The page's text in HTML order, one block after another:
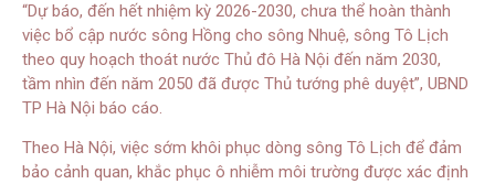
“Dự báo, đến hết nhiệm kỳ 2026-2030, chưa thể hoàn thành
việc bổ cập nước sông Hồng cho sông Nhuệ, sông Tô Lịch
theo quy hoạch thoát nước Thủ đô Hà Nội đến năm 2030,
tầm nhìn đến năm 2050 đã được Thủ tướng phê duyệt”, UBND
TP Hà Nội báo cáo.
Theo Hà Nội, việc sớm khôi phục dòng sông Tô Lịch để đảm
bảo cảnh quan, khắc phục ô nhiễm môi trường được xác định